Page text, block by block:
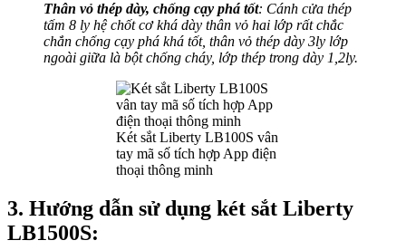
Thân vỏ thép dày, chống cạy phá tốt: Cánh cửa thép
tấm 8 ly hệ chốt cơ khá dày thân vỏ hai lớp rất chắc
chắn chống cạy phá khá tốt, thân vỏ thép dày 3ly lớp
ngoài giữa là bột chống cháy, lớp thép trong dày 1,2ly.
Két sắt Liberty LB100S vân
tay mã số tích hợp App điện
thoại thông minh
3. Hướng dẫn sử dụng két sắt Liberty
LB1500S: